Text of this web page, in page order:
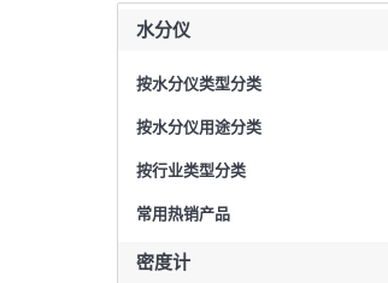
水分仪
按水分仪类型分类
按水分仪用途分类
按行业类型分类
常用热销产品
密度计